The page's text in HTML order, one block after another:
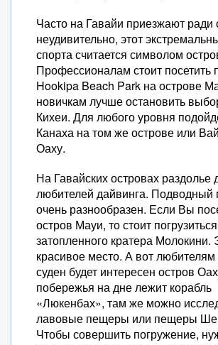
Часто на Гавайи приезжают
неудивительно, этот
спорта считается символом
Профессионалам стоит посетить
Hookipa Beach Park на острове
новичкам лучше остановить
Кихеи. Для любого уровня
Канаха на том же острове или
Оаху.
На Гавайских островах раздолье
любителей дайвинга. Подводный
очень разнообразен. Если Вы
остров Мауи, то стоит
затопленного кратера Молокини.
красивое место. А вот
суден будет интересен остров
побережья на дне лежит корабль
«Люкенбах», там же можно
лавовые пещеры или пещеры
Чтобы совершить погружение,